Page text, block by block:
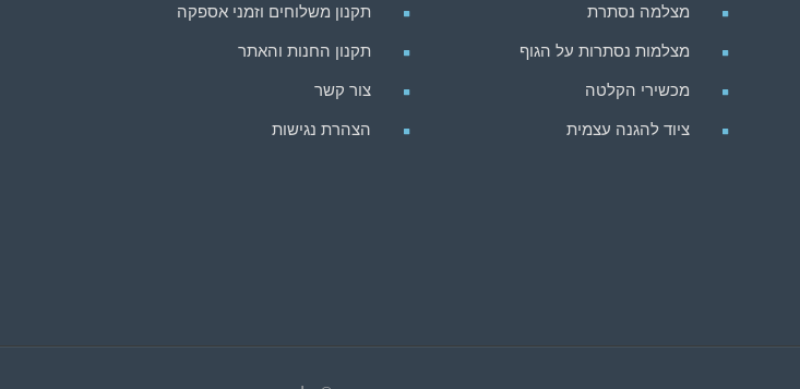
תקנון משלוחים וזמני אספקה
תקנון החנות והאתר
צור קשר
הצהרת נגישות
מצלמה נסתרת
מצלמות נסתרות על הגוף
מכשירי הקלטה
ציוד להגנה עצמית